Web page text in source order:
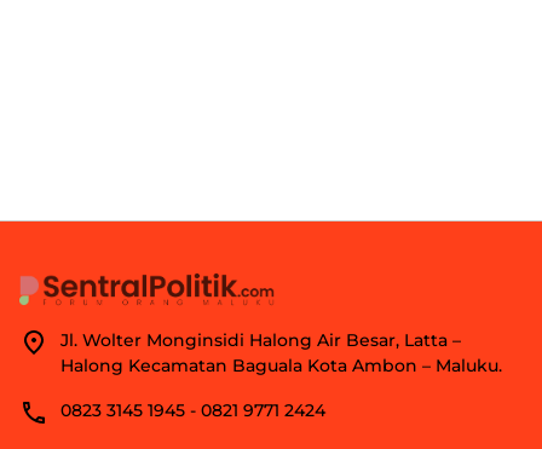
Jl. Wolter Monginsidi Halong Air Besar, Latta –
Halong Kecamatan Baguala Kota Ambon – Maluku.
0823 3145 1945 - 0821 9771 2424